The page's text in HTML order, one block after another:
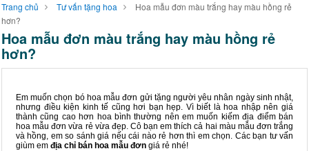
Trang chủ Tư vấn tặng hoa
Hoa mẫu đơn màu trắng hay màu hồng rẻ
hơn?
Hoa mẫu đơn màu trắng hay màu hồng rẻ
hơn?
Em muốn chọn bó hoa mẫu đơn gửi tặng người yêu nhân ngày sinh nhật,
nhưng điều kiện kinh tế cũng hơi bạn hẹp. Vì biết là hoa nhập nên giá
thành cũng cao hơn hoa bình thường nên em muốn kiếm địa điểm bán
hoa mẫu đơn vừa rẻ vừa đẹp. Cô bạn em thích cả hai màu mẫu đơn trắng
và hồng, em so sánh giá nếu cái nào rẻ hơn thì em chọn. Các bạn tư vấn
giùm em địa chỉ bán hoa mẫu đơn giá rẻ nhé!